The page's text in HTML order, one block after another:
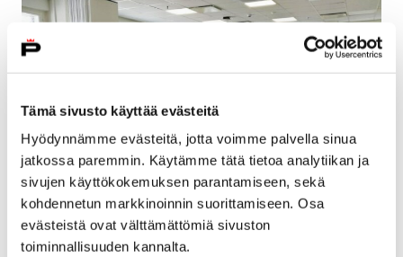
Tämä sivusto käyttää evästeitä
Hyödynnämme evästeitä, jotta voimme palvella sinua
jatkossa paremmin. Käytämme tätä tietoa analytiikan ja
sivujen käyttökokemuksen parantamiseen, sekä
kohdennetun markkinoinnin suorittamiseen. Osa
evästeistä ovat välttämättömiä sivuston
toiminnallisuuden kannalta.
Porin perusturvan tuottavuusohjelman